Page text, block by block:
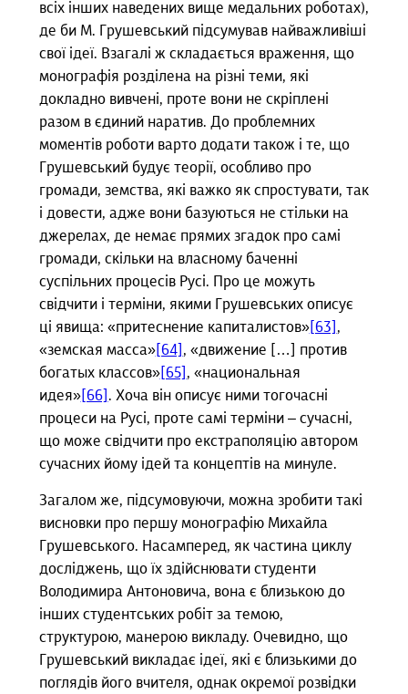
всіх інших наведених вище медальних роботах),
де би М. Грушевський підсумував найважливіші
свої ідеї. Взагалі ж складається враження, що
монографія розділена на різні теми, які
докладно вивчені, проте вони не скріплені
разом в єдиний наратив. До проблемних
моментів роботи варто додати також і те, що
Грушевський будує теорії, особливо про
громади, земства, які важко як спростувати, так
і довести, адже вони базуються не стільки на
джерелах, де немає прямих згадок про самі
громади, скільки на власному баченні
суспільних процесів Русі. Про це можуть
свідчити і терміни, якими Грушевських описує
ці явища: «притеснение капиталистов»[63] ,
«земская масса»[64] , «движение […] против
богатых классов»[65] , «национальная
идея»[66] . Хоча він описує ними тогочасні
процеси на Русі, проте самі терміни – сучасні,
що може свідчити про екстраполяцію автором
сучасних йому ідей та концептів на минуле.
Загалом же, підсумовуючи, можна зробити такі
висновки про першу монографію Михайла
Грушевського. Насамперед, як частина циклу
досліджень, що їх здійснювати студенти
Володимира Антоновича, вона є близькою до
інших студентських робіт за темою,
структурою, манерою викладу. Очевидно, що
Грушевський викладає ідеї, які є близькими до
поглядів його вчителя, однак окремої розвідки